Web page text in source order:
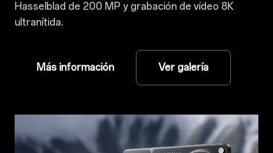
Hasselblad de 200 MP y grabación de vídeo 8K
ultranítida.
Más información Ver galería